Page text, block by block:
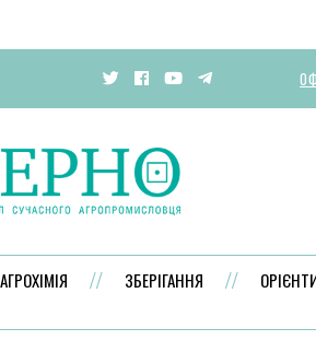
АГРОХІМІЯ ЗБЕРІГАННЯ